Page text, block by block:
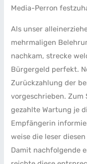
Media-Perron
Als unser
mehrmaligen
nachkam, strecke
Bürgergeld perfekt.
Zurückzahlung der
vorgeschrieben.
gezahlte Wartung je
Empfängerin
weise die leser
Damit nachfolgende